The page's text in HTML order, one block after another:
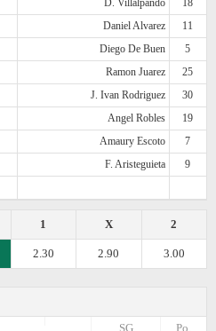
Daniel Alvarez
11
Diego De Buen
5
Ramon Juarez
25
J. Ivan Rodriguez
30
Angel Robles
19
Amaury Escoto
7
F. Aristeguieta
9
2
X
1
3.00
2.90
2.30
Po.
SG